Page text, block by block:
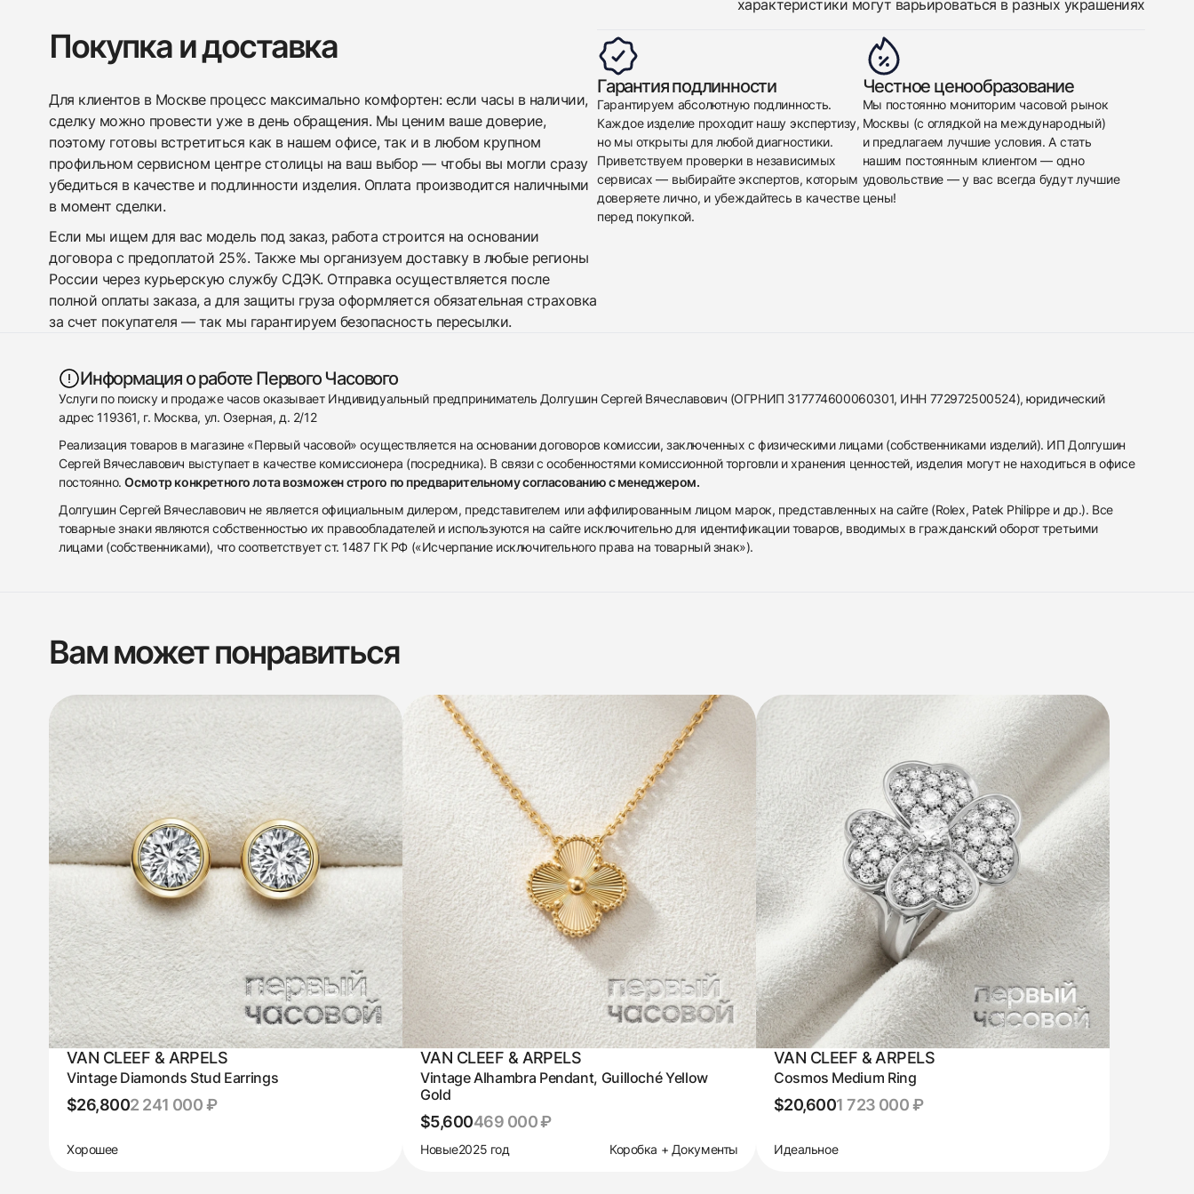
характеристики могут варьироваться в разных украшениях
Покупка и доставка
Для клиентов в Москве процесс максимально комфортен: если часы в наличии,
сделку можно провести уже в день обращения. Мы ценим ваше доверие,
поэтому готовы встретиться как в нашем офисе, так и в любом крупном
профильном сервисном центре столицы на ваш выбор — чтобы вы могли сразу
убедиться в качестве и подлинности изделия. Оплата производится наличными
в момент сделки.
Если мы ищем для вас модель под заказ, работа строится на основании
договора с предоплатой 25%. Также мы организуем доставку в любые регионы
России через курьерскую службу СДЭК. Отправка осуществляется после
полной оплаты заказа, а для защиты груза оформляется обязательная страховка
за счет покупателя — так мы гарантируем безопасность пересылки.
Гарантия подлинности
Гарантируем абсолютную подлинность.
Каждое изделие проходит нашу экспертизу,
но мы открыты для любой диагностики.
Приветствуем проверки в независимых
сервисах — выбирайте экспертов, которым
доверяете лично, и убеждайтесь в качестве
перед покупкой.
Честное ценообразование
Мы постоянно мониторим часовой рынок
Москвы (с оглядкой на международный)
и предлагаем лучшие условия. А стать
нашим постоянным клиентом — одно
удовольствие — у вас всегда будут лучшие
цены!
Информация о работе Первого Часового
Услуги по поиску и продаже часов оказывает Индивидуальный предприниматель Долгушин Сергей Вячеславович (ОГРНИП 317774600060301, ИНН 772972500524), юридический
адрес 119361, г. Москва, ул. Озерная, д. 2/12
Реализация товаров в магазине «Первый часовой» осуществляется на основании договоров комиссии, заключенных с физическими лицами (собственниками изделий). ИП Долгушин
Сергей Вячеславович выступает в качестве комиссионера (посредника). В связи с особенностями комиссионной торговли и хранения ценностей, изделия могут не находиться в офисе
постоянно.Осмотр конкретного лота возможен строго по предварительному согласованию с менеджером.
Долгушин Сергей Вячеславович не является официальным дилером, представителем или аффилированным лицом марок, представленных на сайте (Rolex, Patek Philippe и др.). Все
товарные знаки являются собственностью их правообладателей и используются на сайте исключительно для идентификации товаров, вводимых в гражданский оборот третьими
лицами (собственниками), что соответствует ст. 1487 ГК РФ («Исчерпание исключительного права на товарный знак»).
Вам может понравиться
VAN CLEEF & ARPELS
Vintage Diamonds Stud Earrings
$26,8002 241 000 ₽
Хорошее
VAN CLEEF & ARPELS
Vintage Alhambra Pendant, Guilloché Yellow
Gold
$5,600469 000 ₽
Новые2025 год Коробка + Документы
VAN CLEEF & ARPELS
Cosmos Medium Ring
$20,6001 723 000 ₽
Идеальное